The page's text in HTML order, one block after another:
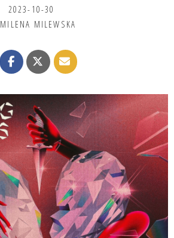
2023-10-30
MILENA MILEWSKA